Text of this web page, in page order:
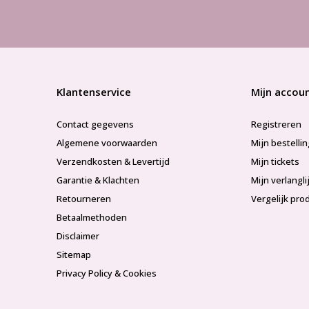
Klantenservice
Contact gegevens
Algemene voorwaarden
Verzendkosten & Levertijd
Garantie & Klachten
Retourneren
Betaalmethoden
Disclaimer
Sitemap
Privacy Policy & Cookies
Mijn
Registreren
Mijn
Mijn tickets
Mijn
Vergelijk